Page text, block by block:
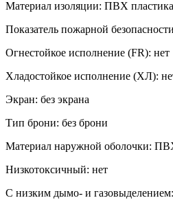
Материал изоляции: ПВХ
Показатель пожарной
Огнестойкое исполнение (FR): нет
Хладостойкое исполнение (ХЛ):
Экран: без экрана
Тип брони: без брони
Материал наружной оболочки:
Низкотоксичный: нет
С низким дымо- и